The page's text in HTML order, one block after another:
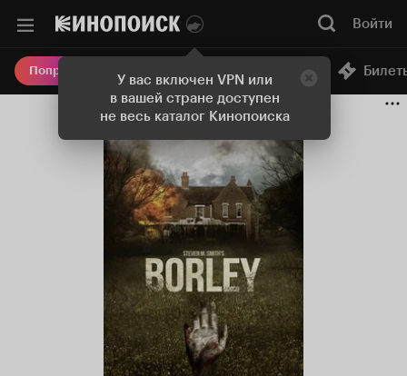
У вас включен VPN или
в вашей стране доступен
не весь каталог Кинопоиска
Войти
Попробовать Плюс Онлайн-кинотеатр